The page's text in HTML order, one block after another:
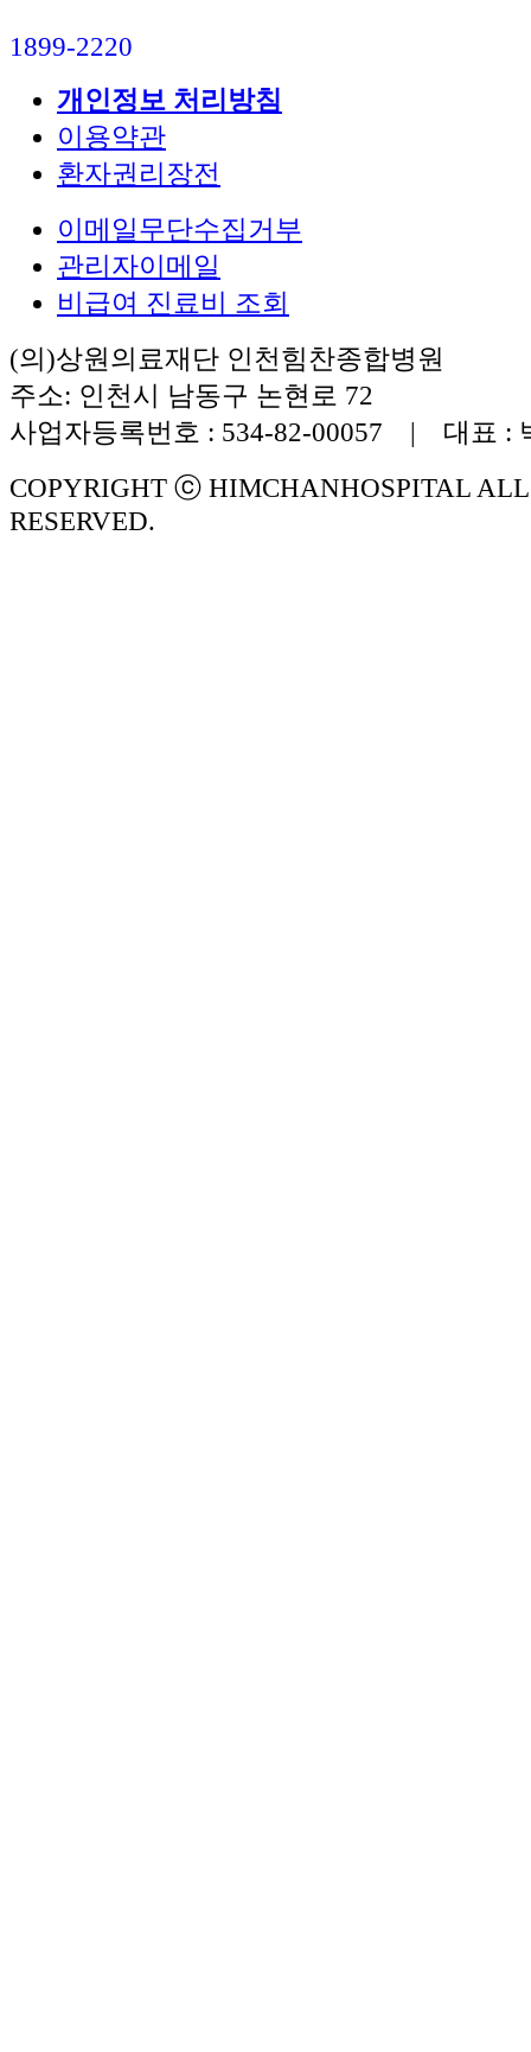
1899-2220
개인정보 처리방침
이용약관
환자권리장전
이메일무단수집거부
관리자이메일
비급여 진료비 조회
(의)상원의료재단 인천힘찬종합병원
주소: 인천시 남동구 논현로 72
사업자등록번호 : 534-82-00057 | 대표 :
COPYRIGHT ⓒ HIMCHANHOSPITAL
RESERVED.